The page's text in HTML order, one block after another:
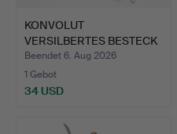
KONVOLUT
VERSILBERTES BESTECK
VON VINERS u…
Beendet 6. Aug 2026
1 Gebot
34 USD